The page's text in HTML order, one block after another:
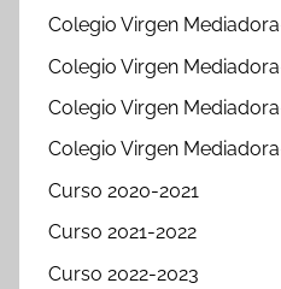
Colegio Virgen
Colegio Virgen
Colegio Virgen
Colegio Virgen
Curso 2020-2021
Curso 2021-2022
Curso 2022-2023